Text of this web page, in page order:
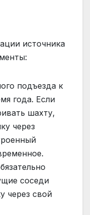
источника
подъезда к
года. Если
шахту,
через
соседи
через свой